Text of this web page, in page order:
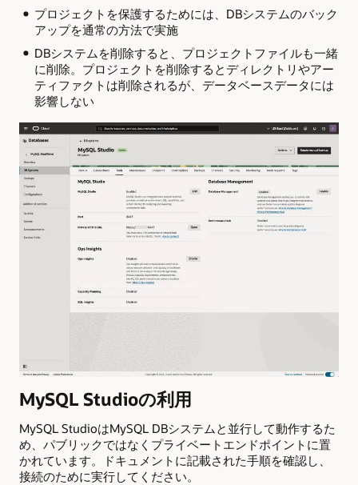
プロジェクトを保護するためには、DBシステムのバック
アップを通常の方法で実施
DBシステムを削除すると、プロジェクトファイルも一緒
に削除。プロジェクトを削除するとディレクトリやアー
ティファクトは削除されるが、データベースデータには
影響しない
MySQL Studioの利用
MySQL StudioはMySQL DBシステムと並行して動作するた
め、パブリックではなくプライベートエンドポイントに置
かれています。ドキュメントに記載された手順を確認し、
接続のために実行してください。